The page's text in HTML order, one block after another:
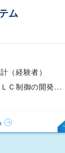
ム
（経験者）
装置ＰＬＣ制御の開発設計